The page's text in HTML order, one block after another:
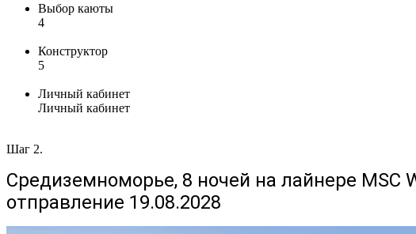
Выбор каюты
4
Конструктор
5
Личный кабинет
Личный кабинет
Шаг 2.
Средиземноморье, 8 ночей на лайнере
отправление 19.08.2028